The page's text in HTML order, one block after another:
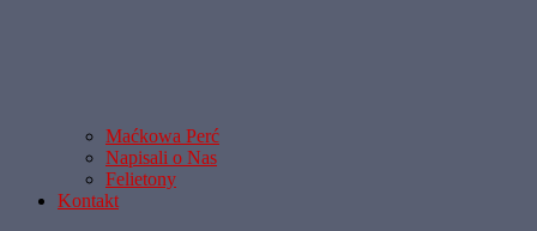
Maćkowa Perć
Napisali o Nas
Felietony
Kontakt